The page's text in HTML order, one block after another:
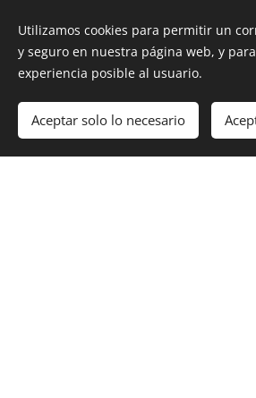
After, emitido por la
Utilizamos cookies para permitir un
y seguro en nuestra página web, y
experiencia posible al usuario.
Aceptar solo lo necesario